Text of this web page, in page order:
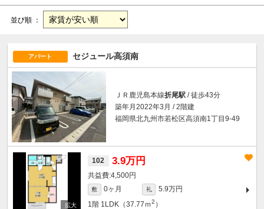
並び順 ：
アパート セジュール高須南
ＪＲ鹿児島本線折尾駅 / 徒歩43分
築年月2022年3月 / 2階建
福岡県北九州市若松区高須南1丁目9-49
102 3.9万円
4,500円
敷 0ヶ月 礼
5.9万円
1階 1LDK（37.77ｍ2 ）